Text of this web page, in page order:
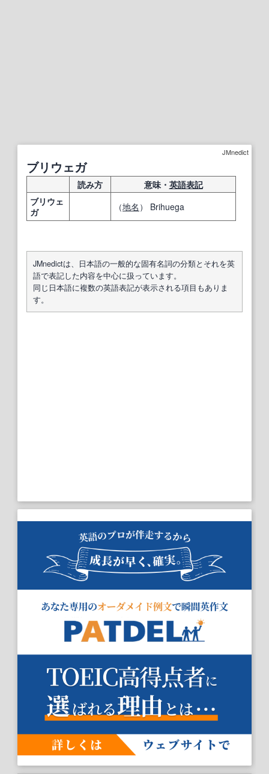
JMnedict
ブリウェガ
読み方 意味・ 英語表記
ブリウェ
ガ
（地名 ） Brihuega
JMnedictは、日本語の一般的な固有名詞の分類とそれを英
語で表記した内容を中心に扱っています。
同じ日本語に複数の英語表記が表示される項目もありま
す。